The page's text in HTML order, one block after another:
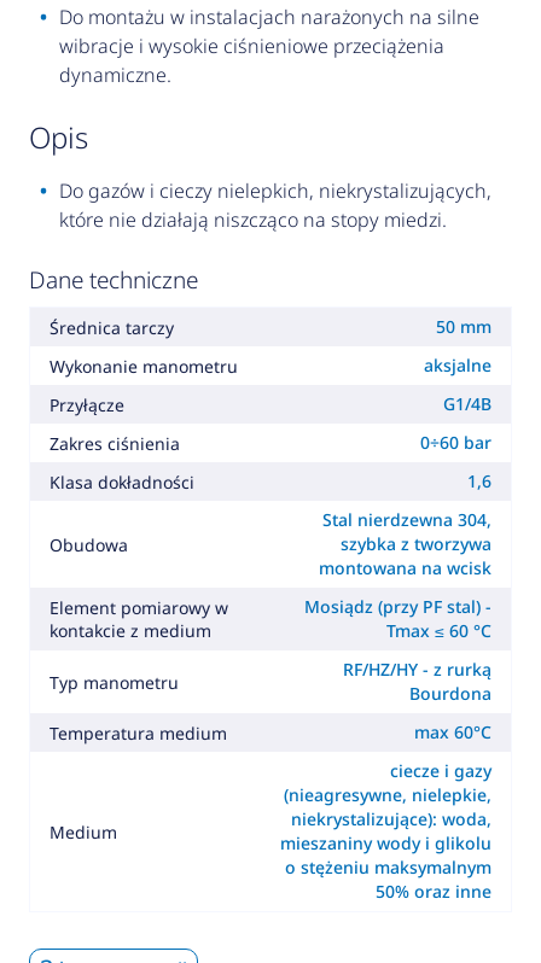
Do montażu w instalacjach narażonych na silne
wibracje i wysokie ciśnieniowe przeciążenia
dynamiczne.
opis
Do gazów i cieczy nielepkich, niekrystalizujących,
które nie działają niszcząco na stopy miedzi.
Dane techniczne
Średnica tarczy
50 mm
Wykonanie manometru
aksjalne
Przyłącze
G1/4B
Zakres ciśnienia
0÷60 bar
Klasa dokładności
1,6
Obudowa
Stal nierdzewna 304,
szybka z tworzywa
montowana na wcisk
Element pomiarowy w
kontakcie z medium
Mosiądz (przy PF stal) -
Tmax ≤ 60 °C
Typ manometru
RF/HZ/HY - z rurką
Bourdona
Temperatura medium
max 60°C
Medium
ciecze i gazy
(nieagresywne, nielepkie,
niekrystalizujące): woda,
mieszaniny wody i glikolu
o stężeniu maksymalnym
50% oraz inne